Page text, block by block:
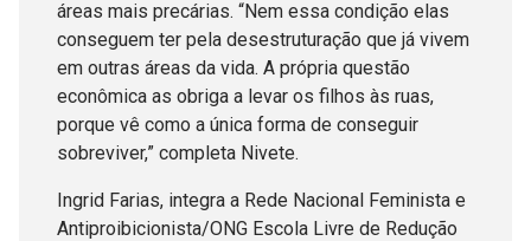
áreas mais precárias. “Nem essa condição elas
conseguem ter pela desestruturação que já vivem
em outras áreas da vida. A própria questão
econômica as obriga a levar os filhos às ruas,
porque vê como a única forma de conseguir
sobreviver,” completa Nivete.
Ingrid Farias, integra a Rede Nacional Feminista e
Antiproibicionista/ONG Escola Livre de Redução